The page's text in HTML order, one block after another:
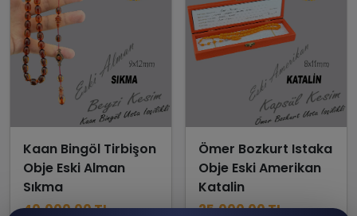
Kaan Bingöl Tirbişon
Obje Eski Alman
Sıkma
40,000.00 TL
Ömer Bozkurt Istaka
Obje Eski Amerikan
Katalin
25,000.00 TL